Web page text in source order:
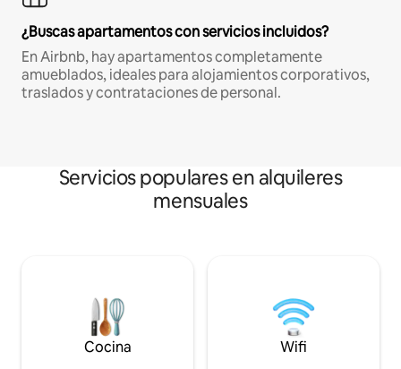
¿Buscas apartamentos con servicios incluidos?
En Airbnb, hay apartamentos completamente
amueblados, ideales para alojamientos corporativos,
traslados y contrataciones de personal.
Servicios populares en alquileres
mensuales
Cocina Wifi